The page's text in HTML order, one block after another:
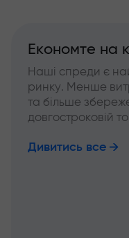
Економте на
Наші спреди є
ринку. Менше
та більше
довгостроковій
Дивитись все